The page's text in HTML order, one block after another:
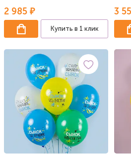
2 985 ₽
Купить в 1 клик
3